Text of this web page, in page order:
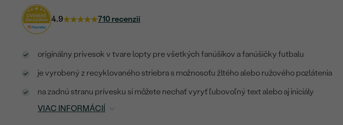
4.9 710 recenzií
originálny prívesok v tvare lopty pre všetkých fanúšikov a fanúšičky futbalu
je vyrobený z recyklovaného striebra s možnosoťu žltého alebo ružového pozlátenia
na zadnú stranu prívesku si môžete nechať vyryť ľubovoľný text alebo aj iniciály
VIAC INFORMÁCIÍ